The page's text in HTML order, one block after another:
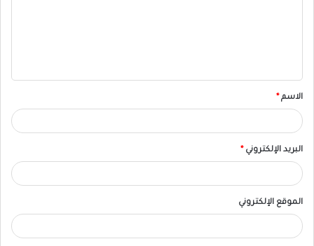
ق
الاسم *
البريد الإلكتروني *
الموقع الإلكتروني